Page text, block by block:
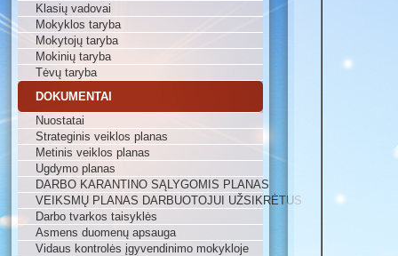
Klasių vadovai
Mokyklos taryba
Mokytojų taryba
Mokinių taryba
Tėvų taryba
DOKUMENTAI
Nuostatai
Strateginis veiklos planas
Metinis veiklos planas
Ugdymo planas
DARBO KARANTINO SĄLYGOMIS PLANAS
VEIKSMŲ PLANAS DARBUOTOJUI UŽSIKRĖTUS
Darbo tvarkos taisyklės
Asmens duomenų apsauga
Vidaus kontrolės įgyvendinimo mokykloje